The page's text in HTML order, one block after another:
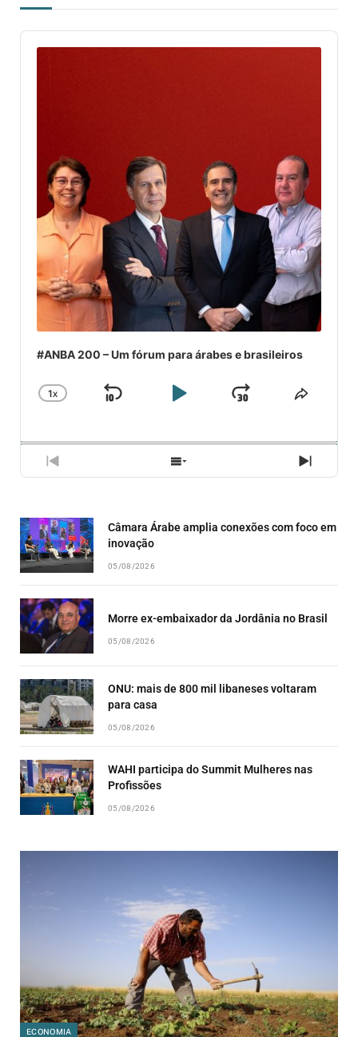
Audio
Player
#ANBA 200 – Um fórum para árabes e brasileiros
CHANGE
1X
SKIP
PLAYJUMP
PREVIOUS
EPISODE
SHOW
EPISODES
NEXT
Câmara Árabe amplia conexões com foco em
inovação
05/08/2026
Morre ex-embaixador da Jordânia no Brasil
05/08/2026
ONU: mais de 800 mil libaneses voltaram
para casa
05/08/2026
WAHI participa do Summit Mulheres nas
Profissões
05/08/2026
ECONOMIA